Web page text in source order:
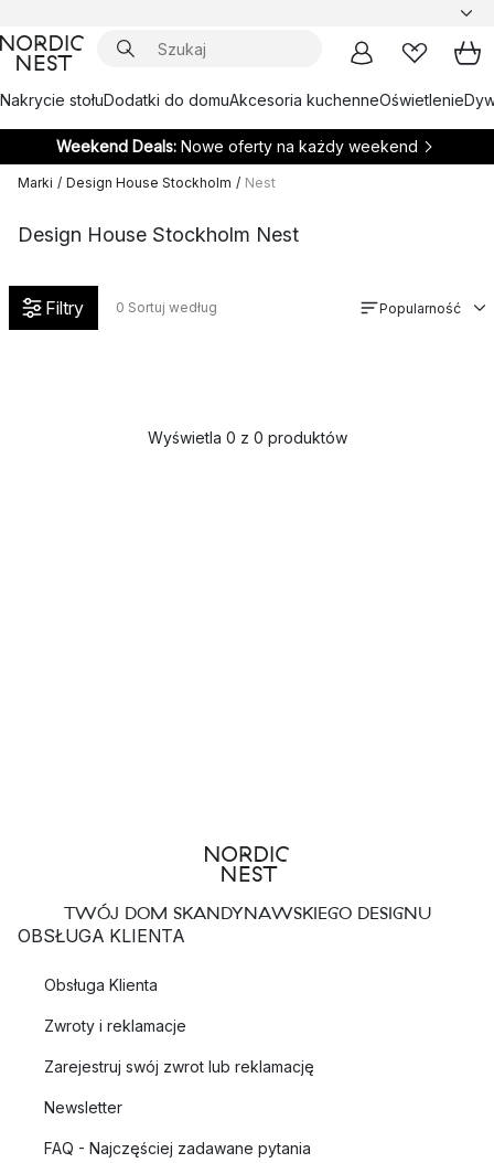
Nakrycie stołuDodatki do domuAkcesoria kuchenneOświetlenie
Weekend Deals: Nowe oferty na każdy weekend
Marki / Design House Stockholm / Nest
Design House Stockholm Nest
Filtry 0 Sortuj według Popularność
Wyświetla 0 z 0 produktów
TWÓJ DOM SKANDYNAWSKIEGO DESIGNU
OBSŁUGA KLIENTA
Obsługa Klienta
Zwroty i reklamacje
Zarejestruj swój zwrot lub reklamację
Newsletter
FAQ - Najczęściej zadawane pytania